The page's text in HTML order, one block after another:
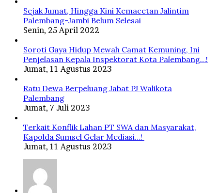
Sejak Jumat, Hingga Kini Kemacetan Jalintim
Palembang-Jambi Belum Selesai
Senin, 25 April 2022
Soroti Gaya Hidup Mewah Camat Kemuning, Ini
Penjelasan Kepala Inspektorat Kota Palembang…!
Jumat, 11 Agustus 2023
Ratu Dewa Berpeluang Jabat PJ Walikota
Palembang
Jumat, 7 Juli 2023
Terkait Konflik Lahan PT SWA dan Masyarakat,
Kapolda Sumsel Gelar Mediasi…!
Jumat, 11 Agustus 2023